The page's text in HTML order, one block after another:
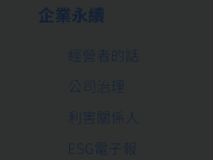
企業永續
經營者的話
公司治理
利害關係人
ESG電子報